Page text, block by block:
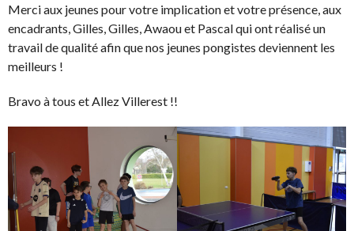
Merci aux jeunes pour votre implication et votre présence, aux
encadrants, Gilles, Gilles, Awaou et Pascal qui ont réalisé un
travail de qualité afin que nos jeunes pongistes deviennent les
meilleurs !
Bravo à tous et Allez Villerest !!